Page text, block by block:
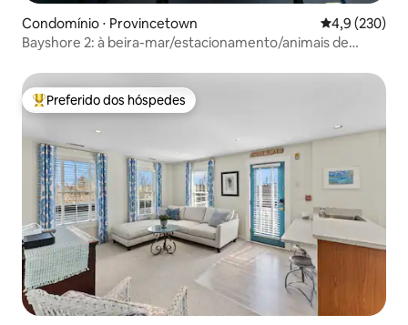
Condomínio ⋅ Provincetown 4,9 de uma
4,9 (230)
Bayshore 2: à beira-mar/estacionamento/animais de
Entre os melhores preferidos dos hóspedes
Preferido dos hóspedes